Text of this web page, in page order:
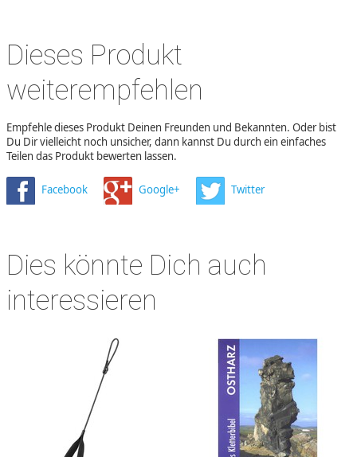
Dieses Produkt
weiterempfehlen
Empfehle dieses Produkt Deinen Freunden und Bekannten. Oder bist
Du Dir vielleicht noch unsicher, dann kannst Du durch ein einfaches
Teilen das Produkt bewerten lassen.
Facebook Google+ Twitter
Dies könnte Dich auch
interessieren